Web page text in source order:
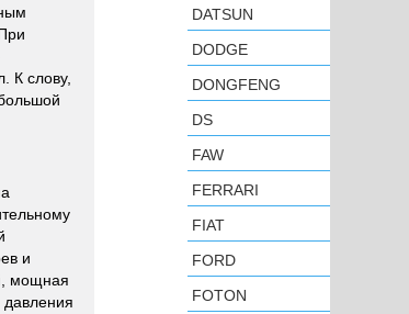
К слову,
и
мощная
давления
DATSUN
DODGE
DONGFENG
DS
FAW
FERRARI
FIAT
FORD
FOTON